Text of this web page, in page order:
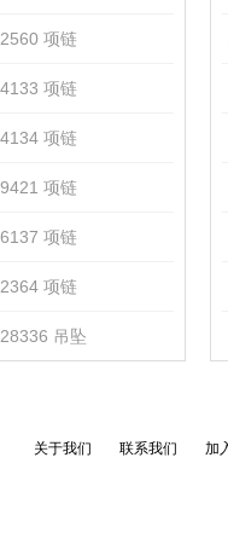
项链
项链
项链
项链
项链
项链
吊坠
关于我们 联系我们 加